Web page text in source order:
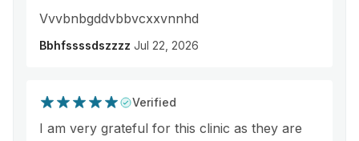
Vvvbnbgddvbbvcxxvnnhd
Bbhfssssdszzzz Jul 22, 2026
Verified
I am very grateful for this clinic as they are